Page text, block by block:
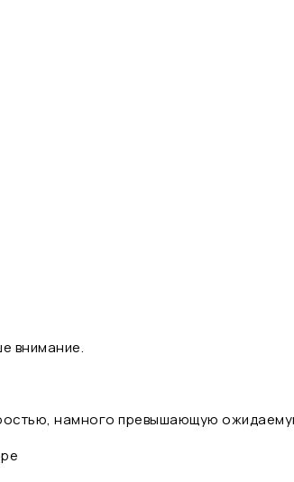
внимание.
намного превышающую